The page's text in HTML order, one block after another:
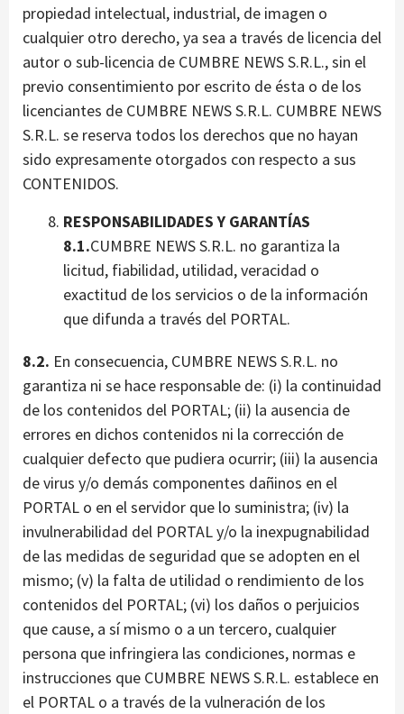
propiedad intelectual, industrial, de imagen o
cualquier otro derecho, ya sea a través de licencia del
autor o sub-licencia de CUMBRE NEWS S.R.L., sin el
previo consentimiento por escrito de ésta o de los
licenciantes de CUMBRE NEWS S.R.L. CUMBRE NEWS
S.R.L. se reserva todos los derechos que no hayan
sido expresamente otorgados con respecto a sus
CONTENIDOS.
RESPONSABILIDADES Y GARANTÍAS
8.1.CUMBRE NEWS S.R.L. no garantiza la
licitud, fiabilidad, utilidad, veracidad o
exactitud de los servicios o de la información
que difunda a través del PORTAL.
8.2. En consecuencia, CUMBRE NEWS S.R.L. no
garantiza ni se hace responsable de: (i) la continuidad
de los contenidos del PORTAL; (ii) la ausencia de
errores en dichos contenidos ni la corrección de
cualquier defecto que pudiera ocurrir; (iii) la ausencia
de virus y/o demás componentes dañinos en el
PORTAL o en el servidor que lo suministra; (iv) la
invulnerabilidad del PORTAL y/o la inexpugnabilidad
de las medidas de seguridad que se adopten en el
mismo; (v) la falta de utilidad o rendimiento de los
contenidos del PORTAL; (vi) los daños o perjuicios
que cause, a sí mismo o a un tercero, cualquier
persona que infringiera las condiciones, normas e
instrucciones que CUMBRE NEWS S.R.L. establece en
el PORTAL o a través de la vulneración de los